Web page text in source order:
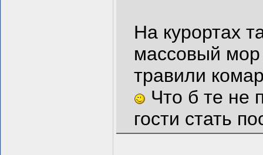
На курортах
массовый
травили
Что б те не
гости стать